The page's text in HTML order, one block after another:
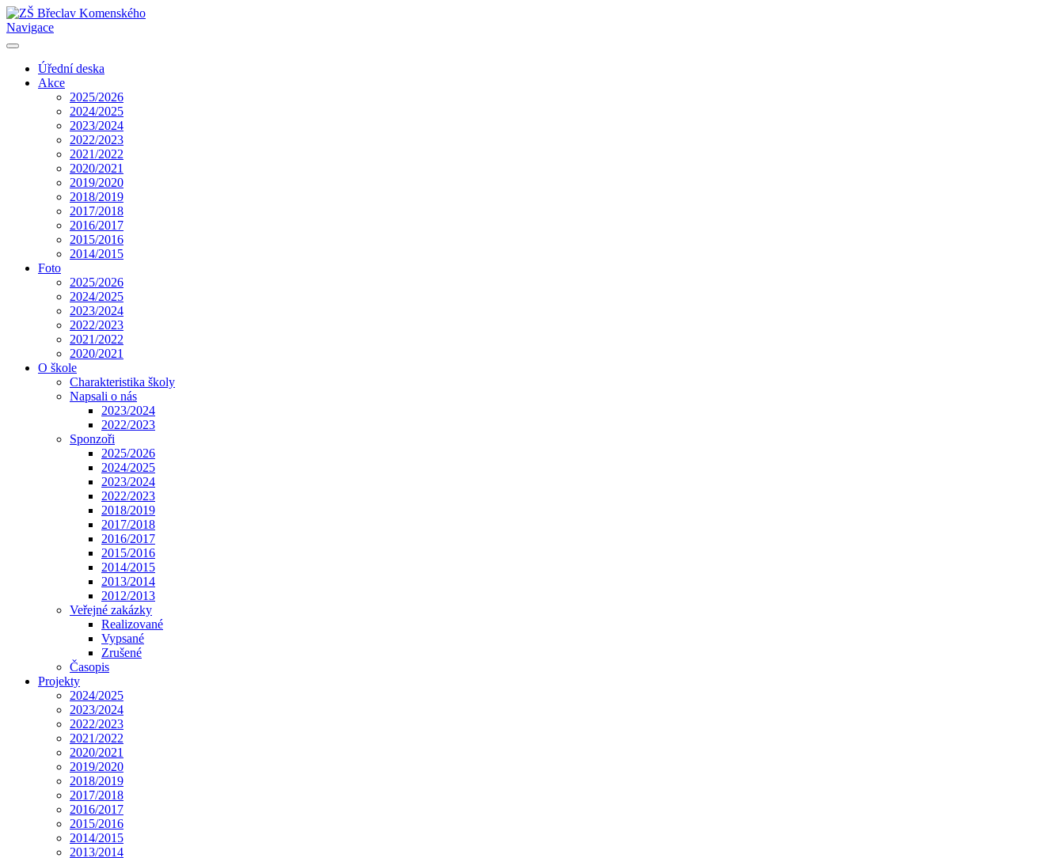
Navigace
Úřední deska
Akce
2025/2026
2024/2025
2023/2024
2022/2023
2021/2022
2020/2021
2019/2020
2018/2019
2017/2018
2016/2017
2015/2016
2014/2015
Foto
2025/2026
2024/2025
2023/2024
2022/2023
2021/2022
2020/2021
O škole
Charakteristika školy
Napsali o nás
2023/2024
2022/2023
Sponzoři
2025/2026
2024/2025
2023/2024
2022/2023
2018/2019
2017/2018
2016/2017
2015/2016
2014/2015
2013/2014
2012/2013
Veřejné zakázky
Realizované
Vypsané
Zrušené
Časopis
Projekty
2024/2025
2023/2024
2022/2023
2021/2022
2020/2021
2019/2020
2018/2019
2017/2018
2016/2017
2015/2016
2014/2015
2013/2014